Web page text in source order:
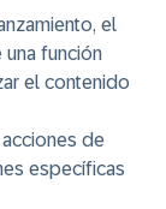
el
una función
el contenido
de
específicas